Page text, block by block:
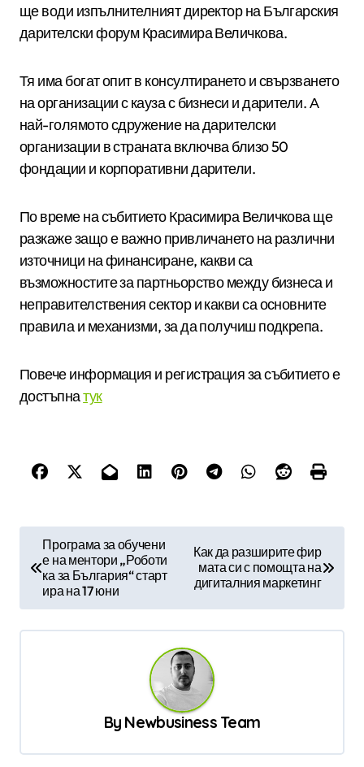
ще води изпълнителният директор на Българския
дарителски форум Красимира Величкова.
Тя има богат опит в консултирането и свързването
на организации с кауза с бизнеси и дарители. А
най-голямото сдружение на дарителски
организации в страната включва близо 50
фондации и корпоративни дарители.
По време на събитието Красимира Величкова ще
разкаже защо е важно привличането на различни
източници на финансиране, какви са
възможностите за партньорство между бизнеса и
неправителствения сектор и какви са основните
правила и механизми, за да получиш подкрепа.
Повече информация и регистрация за събитието е
достъпнатук
я
Програма за обучени
е на ментори „Роботи
ка за България“ старт
ира на 17 юни
Как да разширите фир
мата си с помощта на
дигиталния маркетинг
By Newbusiness Team